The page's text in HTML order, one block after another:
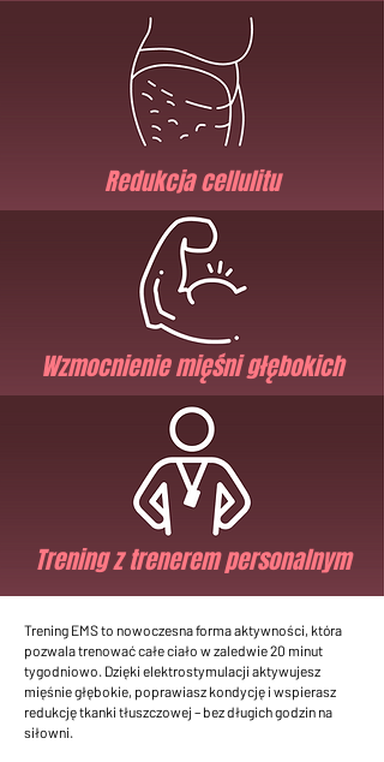
Redukcja cellulitu
Wzmocnienie mięśni głębokich
Trening z trenerem personalnym
Trening EMS to nowoczesna forma aktywności, która
pozwala trenować całe ciało w zaledwie 20 minut
tygodniowo. Dzięki elektrostymulacji aktywujesz
mięśnie głębokie, poprawiasz kondycję i wspierasz
redukcję tkanki tłuszczowej – bez długich godzin na
siłowni.